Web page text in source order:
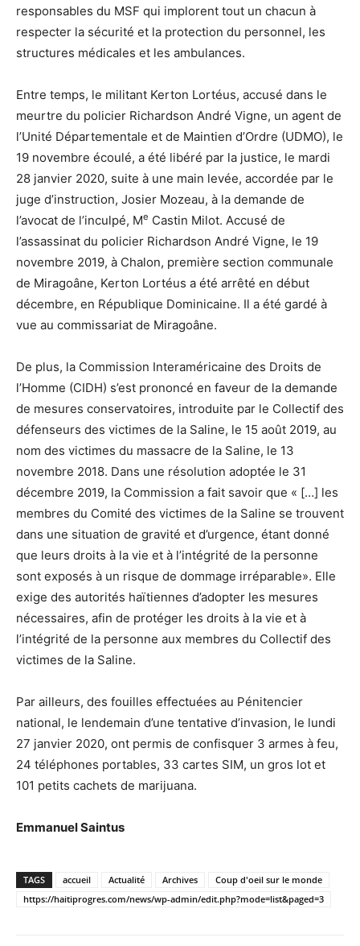
responsables du MSF qui implorent tout un chacun à
respecter la sécurité et la protection du personnel, les
structures médicales et les ambulances.
Entre temps, le militant Kerton Lortéus, accusé dans le
meurtre du policier Richardson André Vigne, un agent de
l’Unité Départementale et de Maintien d’Ordre (UDMO), le
19 novembre écoulé, a été libéré par la justice, le mardi
28 janvier 2020, suite à une main levée, accordée par le
juge d’instruction, Josier Mozeau, à la demande de
l’avocat de l’inculpé, Me Castin Milot. Accusé de
l’assassinat du policier Richardson André Vigne, le 19
novembre 2019, à Chalon, première section communale
de Miragoâne, Kerton Lortéus a été arrêté en début
décembre, en République Dominicaine. Il a été gardé à
vue au commissariat de Miragoâne.
De plus, la Commission Interaméricaine des Droits de
l’Homme (CIDH) s’est prononcé en faveur de la demande
de mesures conservatoires, introduite par le Collectif des
défenseurs des victimes de la Saline, le 15 août 2019, au
nom des victimes du massacre de la Saline, le 13
novembre 2018. Dans une résolution adoptée le 31
décembre 2019, la Commission a fait savoir que « […] les
membres du Comité des victimes de la Saline se trouvent
dans une situation de gravité et d’urgence, étant donné
que leurs droits à la vie et à l’intégrité de la personne
sont exposés à un risque de dommage irréparable». Elle
exige des autorités haïtiennes d’adopter les mesures
nécessaires, afin de protéger les droits à la vie et à
l’intégrité de la personne aux membres du Collectif des
victimes de la Saline.
Par ailleurs, des fouilles effectuées au Pénitencier
national, le lendemain d’une tentative d’invasion, le lundi
27 janvier 2020, ont permis de confisquer 3 armes à feu,
24 téléphones portables, 33 cartes SIM, un gros lot et
101 petits cachets de marijuana.
Emmanuel Saintus
TAGS accueil Actualité Archives
Coup d'oeil sur le monde
https://haitiprogres.com/news/wp-admin/edit.php?mode=list&paged=3